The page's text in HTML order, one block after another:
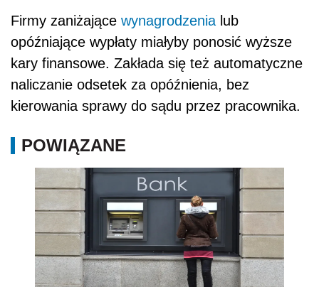
Firmy zaniżające wynagrodzenia lub
opóźniające wypłaty miałyby ponosić wyższe
kary finansowe. Zakłada się też automatyczne
naliczanie odsetek za opóźnienia, bez
kierowania sprawy do sądu przez pracownika.
POWIĄZANE